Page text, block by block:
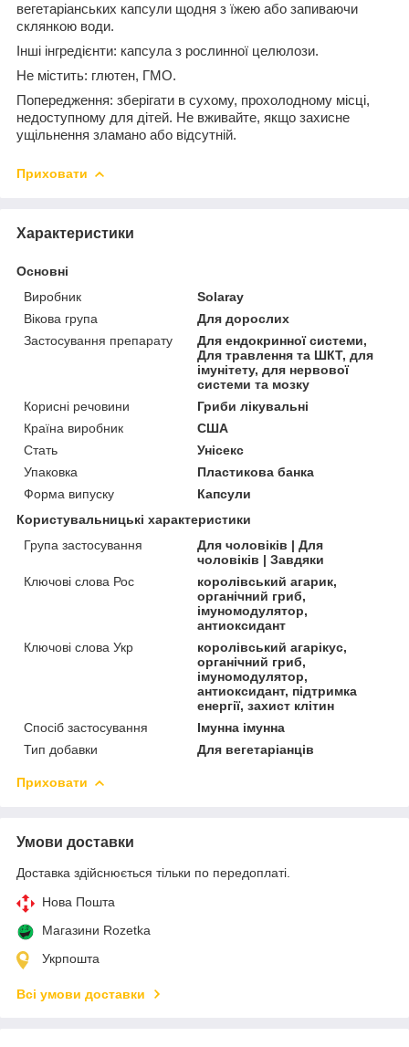
вегетаріанських капсули щодня з їжею або запиваючи
склянкою води.
Інші інгредієнти: капсула з рослинної целюлози.
Не містить: глютен, ГМО.
Попередження: зберігати в сухому, прохолодному місці,
недоступному для дітей. Не вживайте, якщо захисне
ущільнення зламано або відсутній.
Приховати
Характеристики
Основні
Виробник
Solaray
Вікова група
Для дорослих
Застосування препарату
Для ендокринної системи,
Для травлення та ШКТ, для
імунітету, для нервової
системи та мозку
Корисні речовини
Гриби лікувальні
Країна виробник
США
Стать
Унісекс
Упаковка
Пластикова банка
Форма випуску
Капсули
Користувальницькі характеристики
Група застосування
Для чоловіків | Для
чоловіків | Завдяки
Ключові слова Рос
королівський агарик,
органічний гриб,
імуномодулятор,
антиоксидант
Ключові слова Укр
королівський агарікус,
органічний гриб,
імуномодулятор,
антиоксидант, підтримка
енергії, захист клітин
Спосіб застосування
Імунна імунна
Тип добавки
Для вегетаріанців
Приховати
Умови доставки
Доставка здійснюється тільки по передоплаті.
Нова Пошта
Магазини Rozetka
Укрпошта
Всі умови доставки